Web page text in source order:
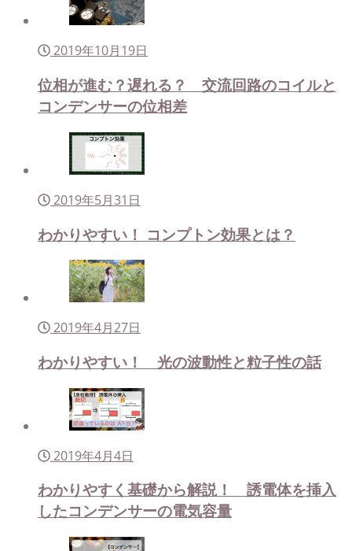
2019年10月19日
位相が進む？遅れる？ 交流回路のコイルと
コンデンサーの位相差
2019年5月31日
わかりやすい！ コンプトン効果とは？
2019年4月27日
わかりやすい！ 光の波動性と粒子性の話
2019年4月4日
わかりやすく基礎から解説！ 誘電体を挿入
したコンデンサーの電気容量